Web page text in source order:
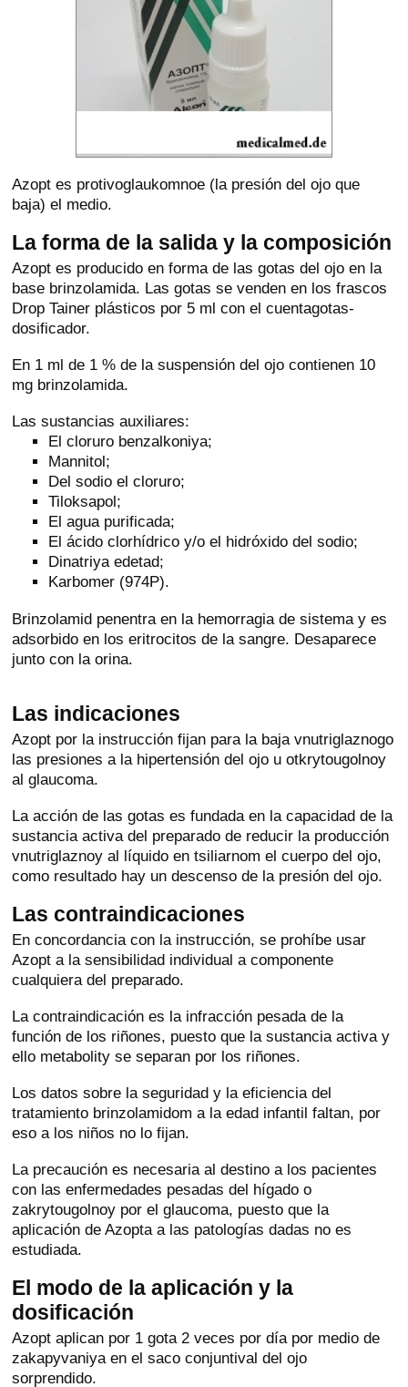
Azopt es protivoglaukomnoe (la presión del ojo que
baja) el medio.
La forma de la salida y la composición
Azopt es producido en forma de las gotas del ojo en la
base brinzolamida. Las gotas se venden en los frascos
Drop Tainer plásticos por 5 ml con el cuentagotas-
dosificador.
En 1 ml de 1 % de la suspensión del ojo contienen 10
mg brinzolamida.
Las sustancias auxiliares:
El cloruro benzalkoniya;
Mannitol;
Del sodio el cloruro;
Tiloksapol;
El agua purificada;
El ácido clorhídrico y/o el hidróxido del sodio;
Dinatriya edetad;
Karbomer (974P).
Brinzolamid penentra en la hemorragia de sistema y es
adsorbido en los eritrocitos de la sangre. Desaparece
junto con la orina.
Las indicaciones
Azopt por la instrucción fijan para la baja vnutriglaznogo
las presiones a la hipertensión del ojo u otkrytougolnoy
al glaucoma.
La acción de las gotas es fundada en la capacidad de la
sustancia activa del preparado de reducir la producción
vnutriglaznoy al líquido en tsiliarnom el cuerpo del ojo,
como resultado hay un descenso de la presión del ojo.
Las contraindicaciones
En concordancia con la instrucción, se prohíbe usar
Azopt a la sensibilidad individual a componente
cualquiera del preparado.
La contraindicación es la infracción pesada de la
función de los riñones, puesto que la sustancia activa y
ello metabolity se separan por los riñones.
Los datos sobre la seguridad y la eficiencia del
tratamiento brinzolamidom a la edad infantil faltan, por
eso a los niños no lo fijan.
La precaución es necesaria al destino a los pacientes
con las enfermedades pesadas del hígado o
zakrytougolnoy por el glaucoma, puesto que la
aplicación de Azopta a las patologías dadas no es
estudiada.
El modo de la aplicación y la
dosificación
Azopt aplican por 1 gota 2 veces por día por medio de
zakapyvaniya en el saco conjuntival del ojo
sorprendido.